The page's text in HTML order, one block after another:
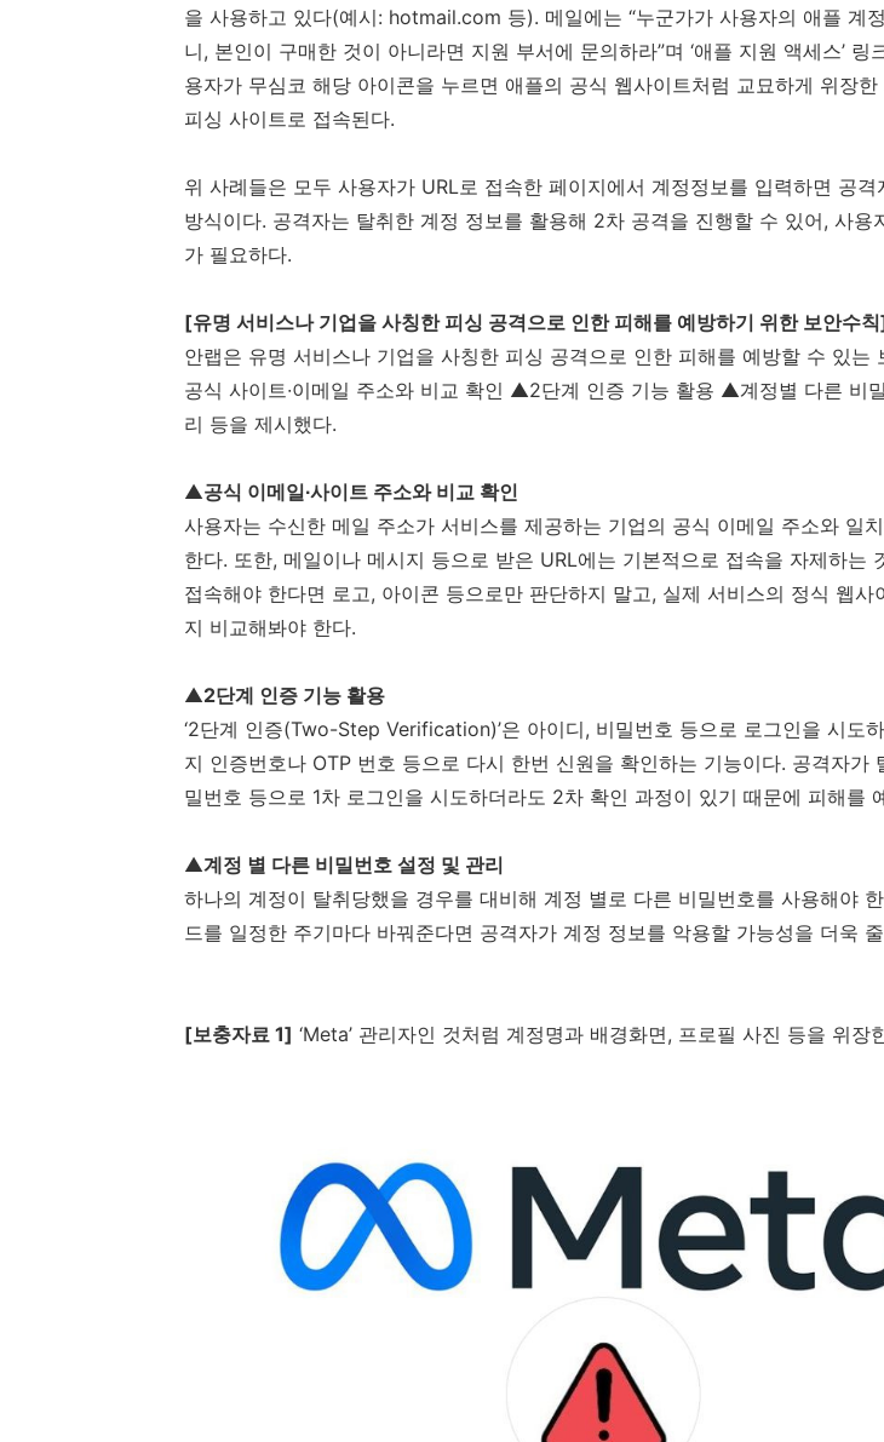
을 사용하고 있다(예시: hotmail.com 등). 메일에는 “누군가가 사용자의 애플 계
니, 본인이 구매한 것이 아니라면 지원 부서에 문의하라”며 ‘애플 지원 액세스’ 링
용자가 무심코 해당 아이콘을 누르면 애플의 공식 웹사이트처럼 교묘하게 위장한
피싱 사이트로 접속된다.
위 사례들은 모두 사용자가 URL로 접속한 페이지에서 계정정보를 입력하면 공격
방식이다. 공격자는 탈취한 계정 정보를 활용해 2차 공격을 진행할 수 있어, 사용
가 필요하다.
[유명 서비스나 기업을 사칭한 피싱 공격으로 인한 피해를 예방하기 위한 보안수칙
안랩은 유명 서비스나 기업을 사칭한 피싱 공격으로 인한 피해를 예방할 수 있
공식 사이트∙이메일 주소와 비교 확인 ▲2단계 인증 기능 활용 ▲계정별 다른 비
리 등을 제시했다.
▲공식 이메일∙사이트 주소와 비교 확인
사용자는 수신한 메일 주소가 서비스를 제공하는 기업의 공식 이메일 주소와 일
한다. 또한, 메일이나 메시지 등으로 받은 URL에는 기본적으로 접속을 자제하는
접속해야 한다면 로고, 아이콘 등으로만 판단하지 말고, 실제 서비스의 정식 웹사
지 비교해봐야 한다.
▲2단계 인증 기능 활용
‘2단계 인증(Two-Step Verification)’은 아이디, 비밀번호 등으로 로그인을 시도
지 인증번호나 OTP 번호 등으로 다시 한번 신원을 확인하는 기능이다. 공격자가
밀번호 등으로 1차 로그인을 시도하더라도 2차 확인 과정이 있기 때문에 피해를
▲계정 별 다른 비밀번호 설정 및 관리
하나의 계정이 탈취당했을 경우를 대비해 계정 별로 다른 비밀번호를 사용해야
드를 일정한 주기마다 바꿔준다면 공격자가 계정 정보를 악용할 가능성을 더욱
[보충자료 1] ‘Meta’ 관리자인 것처럼 계정명과 배경화면, 프로필 사진 등을 위장